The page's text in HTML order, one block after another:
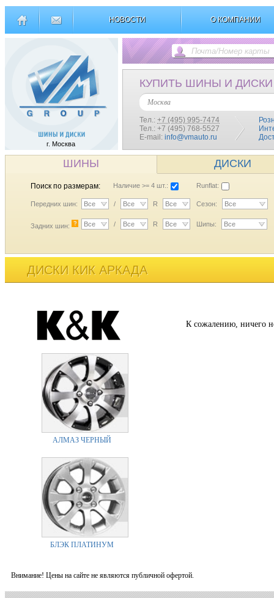
НОВОСТИ О КОМПАНИИ
г. Москва
КУПИТЬ ШИНЫ И ДИСКИ
Москва
Тел.: +7 (495) 995-7474
Тел.: +7 (495) 768-5527
E-mail: info@vmauto.ru
ШИНЫ ДИСКИ
Поиск по размерам: Наличие >= 4 шт.: Runflat:
Передних шин: Все / Все R Все Сезон: Все
Задних шин: ? Все / Все R Все Шипы: Все
ДИСКИ КИК АРКАДА
АЛМАЗ ЧЕРНЫЙ
БЛЭК ПЛАТИНУМ
К сожалению, ничего
Внимание! Цены на сайте не являются публичной офертой.